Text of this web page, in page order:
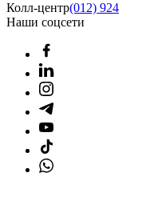
Колл-центр(012) 924
Наши соцсети